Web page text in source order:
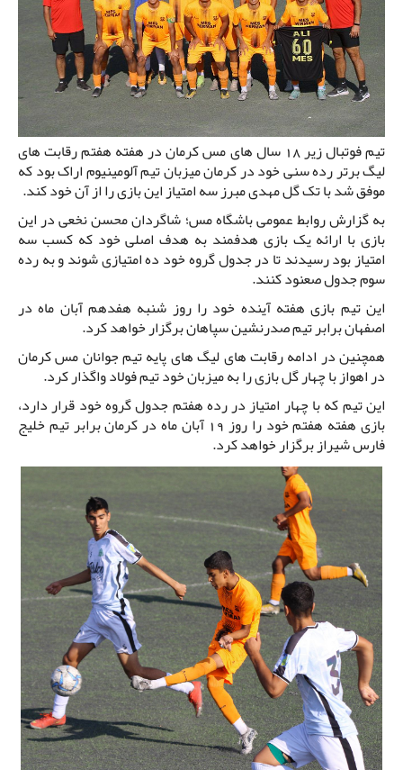
تیم فوتبال زیر 18 سال های مس کرمان در هفته هفتم رقابت های
لیگ برتر رده سنی خود در کرمان میزبان تیم آلومینیوم اراک بود که
موفق شد با تک گل مهدی مبرز سه امتیاز این بازی را از آن خود کند.
به گزارش روابط عمومی باشگاه مس؛ شاگردان محسن نخعی در این
بازی با ارائه یک بازی هدفمند به هدف اصلی خود که کسب سه
امتیاز بود رسیدند تا در جدول گروه خود ده امتیازی شوند و به رده
سوم جدول صعنود کنند.
این تیم بازی هفته آینده خود را روز شنبه هفدهم آبان ماه در
اصفهان برابر تیم صدرنشین سپاهان برگزار خواهد کرد.
همچنین در ادامه رقابت های لیگ های پایه تیم جوانان مس کرمان
در اهواز با چهار گل بازی را به میزبان خود تیم فولاد واگذار کرد.
این تیم که با چهار امتیاز در رده هفتم جدول گروه خود قرار دارد،
بازی هفته هفتم خود را روز 19 آبان ماه در کرمان برابر تیم خلیج
فارس شیراز برگزار خواهد کرد.